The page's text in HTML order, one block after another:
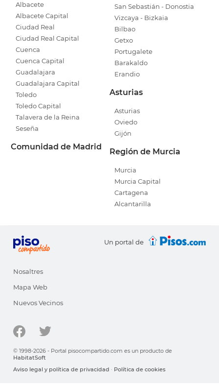
Albacete
Albacete Capital
Ciudad Real
Ciudad Real Capital
Cuenca
Cuenca Capital
Guadalajara
Guadalajara Capital
Toledo
Toledo Capital
Talavera de la Reina
Seseña
Comunidad de Madrid
San Sebastián - Donostia
Vizcaya - Bizkaia
Bilbao
Getxo
Portugalete
Barakaldo
Erandio
Asturias
Asturias
Oviedo
Gijón
Región de Murcia
Murcia
Murcia Capital
Cartagena
Alcantarilla
Un portal de
Nosaltres
Mapa Web
Nuevos Vecinos
© 1998-2026 - Portal pisocompartido.com es un producto de
HabitatSoft
Aviso legal y política de privacidad · Política de cookies